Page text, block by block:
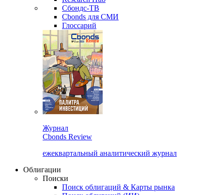
Новости & Research Hub
Новости рынка
Research Hub
Сбондс-ТВ
Cbonds для СМИ
Глоссарий
Журнал
Cbonds Review
ежеквартальный аналитический журнал